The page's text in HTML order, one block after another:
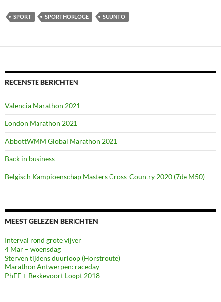
SPORT SPORTHORLOGE SUUNTO
RECENSTE BERICHTEN
Valencia Marathon 2021
London Marathon 2021
AbbottWMM Global Marathon 2021
Back in business
Belgisch Kampioenschap Masters Cross-Country 2020 (7de M50)
MEEST GELEZEN BERICHTEN
Interval rond grote vijver
4 Mar – woensdag
Sterven tijdens duurloop (Horstroute)
Marathon Antwerpen: raceday
PhEF + Bekkevoort Loopt 2018